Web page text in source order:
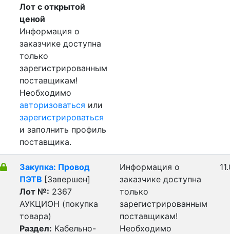
Лот с открытой
ценой
Информация о
заказчике доступна
только
зарегистрированным
поставщикам!
Необходимо
авторизоваться или
зарегистрироваться
и заполнить профиль
поставщика.
Закупка: Провод
ПЭТВ [Завершен]
Лот №: 2367
АУКЦИОН (покупка
товара)
Раздел: Кабельно-
Информация о
заказчике доступна
только
зарегистрированным
поставщикам!
Необходимо